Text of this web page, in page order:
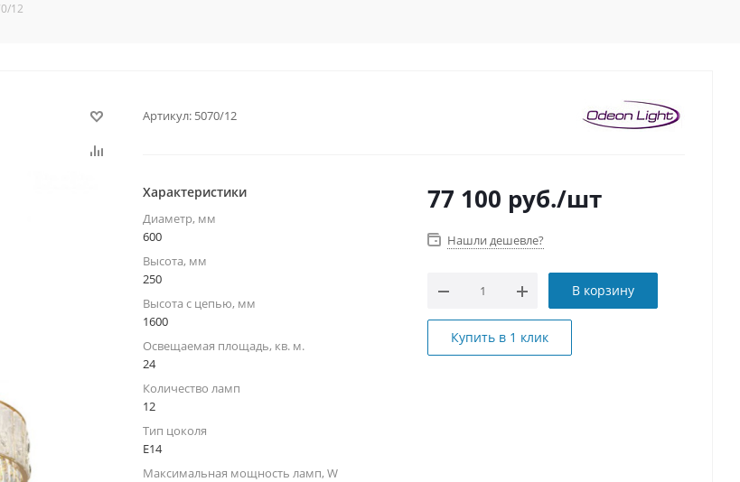
12
Артикул: 5070/12
Характеристики
Диаметр, мм
600
Высота, мм
250
Высота с цепью, мм
1600
Освещаемая площадь, кв. м.
24
Количество ламп
12
Тип цоколя
E14
Максимальная мощность ламп, W
77 100 руб./шт
Нашли дешевле?
В корзину
Купить в 1 клик